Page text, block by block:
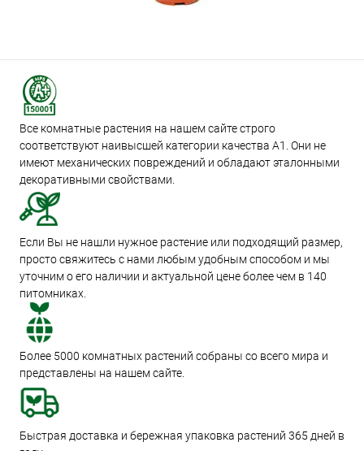
Все комнатные растения на нашем сайте строго
соответствуют наивысшей категории качества А1. Они не
имеют механических повреждений и обладают эталонными
декоративными свойствами.
Если Вы не нашли нужное растение или подходящий размер,
просто свяжитесь с нами любым удобным способом и мы
уточним о его наличии и актуальной цене более чем в 140
питомниках.
Более 5000 комнатных растений собраны со всего мира и
представлены на нашем сайте.
Быстрая доставка и бережная упаковка растений 365 дней в